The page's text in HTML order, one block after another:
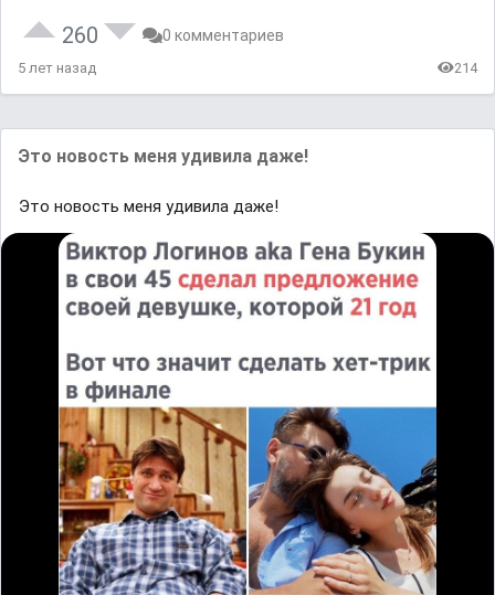
260 0 комментариев
5 лет назад 214
Это новость меня удивила даже!
Это новость меня удивила даже!